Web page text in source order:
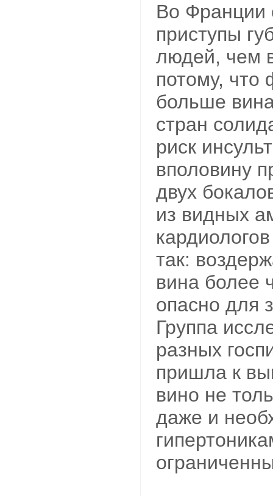
Во Франции
приступы
людей, чем
потому, что
больше
стран
риск
вполовину
двух
из видных
так:
вина более
опасно для
Группа
разных
пришла к
вино не
даже и